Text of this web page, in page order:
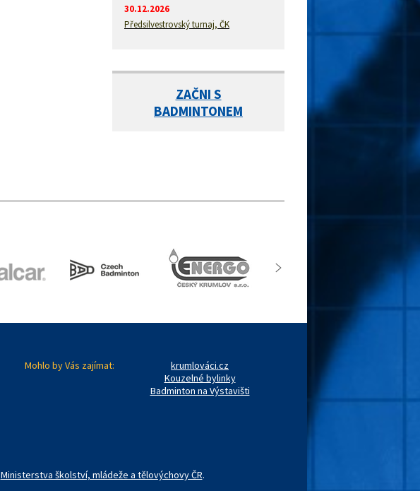
30.12.2026
Předsilvestrovský turnaj, ČK
ZAČNI S
BADMINTONEM
Mohlo by Vás zajímat:
krumlováci.cz
Kouzelné bylinky
Badminton na Výstavišti
Ministerstva školství, mládeže a tělovýchovy ČR.